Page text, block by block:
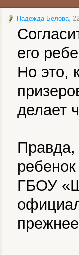
Надежда Белова ,
его
Но это,
делает
Правда,
ГБОУ